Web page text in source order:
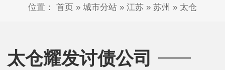
位置： 首页 » 城市分站 » 江苏 » 苏州 » 太仓
太仓耀发讨债公司